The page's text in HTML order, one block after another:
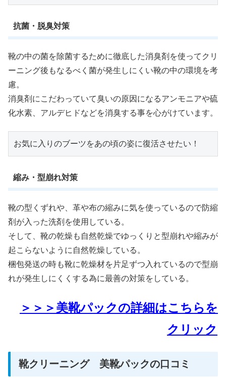
抗菌・脱臭対策
靴の中の菌を除菌するために徹底した消臭剤を使ってクリ
ーニング後もなるべく菌が発生しにくい靴の中の環境を考
慮。
消臭剤にこだわっていて臭いの原因になるアンモニアや硫
化水素、アルデヒドなどを消臭する事を心がけています。
お気に入りのブーツをあの頃の姿に復活させたい！
縮み・型崩れ対策
靴の型くずれや、革や布の縮みに気を使っているので防縮
剤が入った洗剤を使用している。
そして、靴の乾燥も自然乾燥でゆっくりと型崩れや縮みが
起こらないように自然乾燥している。
梱包発送の時も靴に乾燥材を片足ずつ入れているので型崩
れが発生しにくくする為に最善の対策をしている。
＞＞＞美靴パックの詳細はこちらを
クリック
靴クリーニング 美靴パックの口コミ